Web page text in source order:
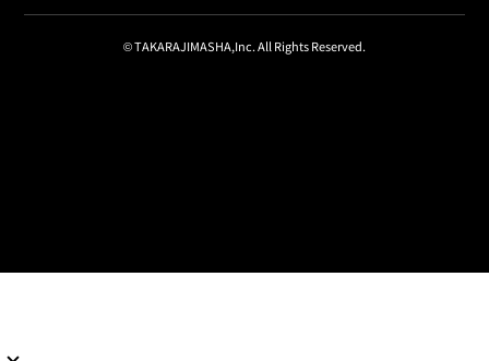
© TAKARAJIMASHA,Inc. All Rights Reserved.